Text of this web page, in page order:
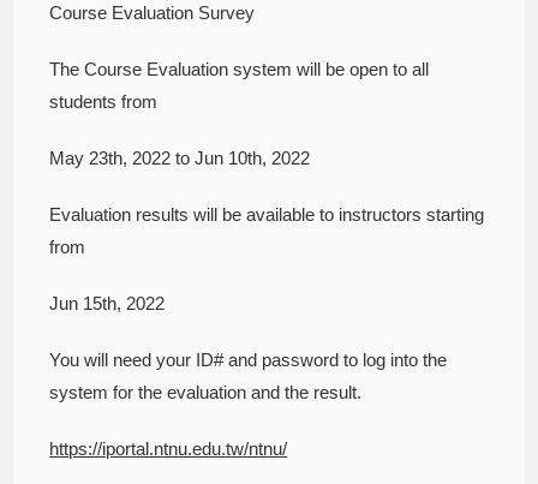
Course Evaluation Survey
The Course Evaluation system will be open to all
students from
May 23th, 2022 to Jun 10th, 2022
Evaluation results will be available to instructors starting
from
Jun 15th, 2022
You will need your ID# and password to log into the
system for the evaluation and the result.
https://iportal.ntnu.edu.tw/ntnu/